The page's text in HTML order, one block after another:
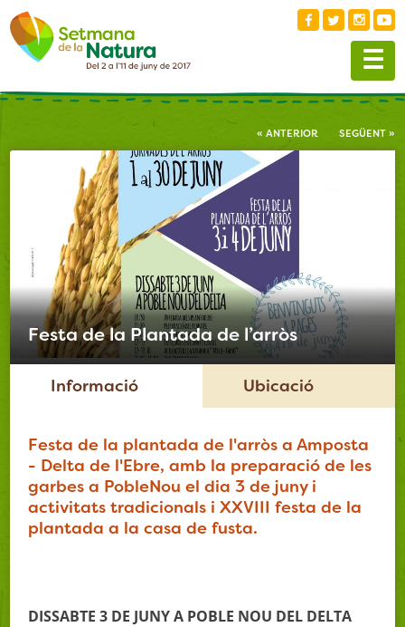
Skip
to
content
☰
« ANTERIOR SEGÜENT »
Festa de la Plantada de l’arròs
Informació Ubicació
Festa de la plantada de l'arròs a Amposta
- Delta de l'Ebre, amb la preparació de les
garbes a PobleNou el dia 3 de juny i
activitats tradicionals i XXVIII festa de la
plantada a la casa de fusta.
DISSABTE 3 DE JUNY A POBLE NOU DEL DELTA